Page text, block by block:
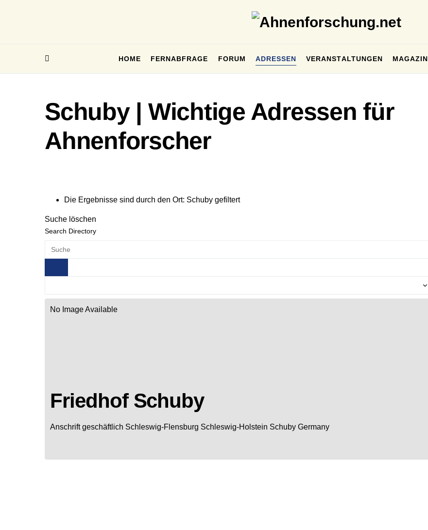
HOME FERNABFRAGE FORUM ADRESSEN VERANSTALTUNGEN MAGAZIN
Schuby | Wichtige Adressen für
Ahnenforscher
Die Ergebnisse sind durch den Ort: Schuby gefiltert
Suche löschen
Search Directory
No Image Available
Friedhof Schuby
Anschrift geschäftlich Schleswig-Flensburg Schleswig-Holstein Schuby Germany